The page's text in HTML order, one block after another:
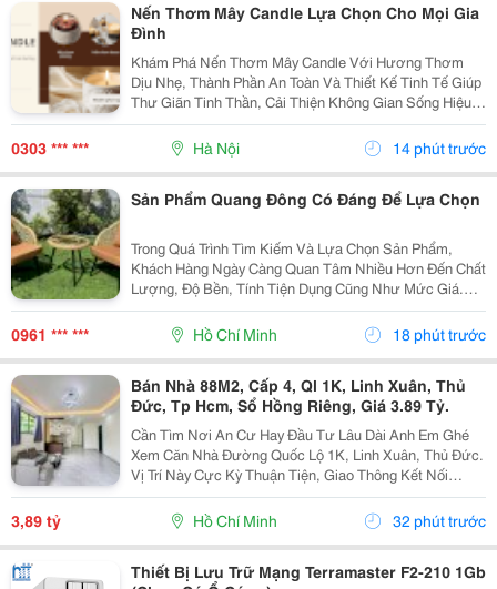
Nến Thơm Mây Candle Lựa Chọn Cho Mọi Gia
Đình
Khám Phá Nến Thơm Mây Candle Với Hương Thơm
Dịu Nhẹ, Thành Phần An Toàn Và Thiết Kế Tinh Tế Giúp
Thư Giãn Tinh Thần, Cải Thiện Không Gian Sống Hiệu
Quả. Nến Thơm Mây Candle &Ndash; Giải Pháp Thư
Giãn Cho Cuộc Sống Hiện Đại Trong Cuộc Sống Hiện...
0303 *** *** Hà Nội 14 phút trước
Sản Phẩm Quang Đông Có Đáng Để Lựa Chọn
Trong Quá Trình Tìm Kiếm Và Lựa Chọn Sản Phẩm,
Khách Hàng Ngày Càng Quan Tâm Nhiều Hơn Đến Chất
Lượng, Độ Bền, Tính Tiện Dụng Cũng Như Mức Giá.
Thay Vì Chỉ Dựa Vào Quảng Cáo Hoặc Thông Tin Từ
Người Bán, Nhiều Người Có Xu Hướng Tìm Hiểu Thêm
Thông Tin...
0961 *** *** Hồ Chí Minh 18 phút trước
Bán Nhà 88M2, Cấp 4, Ql 1K, Linh Xuân, Thủ
Đức, Tp Hcm, Sổ Hồng Riêng, Giá 3.89 Tỷ.
Cần Tìm Nơi An Cư Hay Đầu Tư Lâu Dài Anh Em Ghé
Xem Căn Nhà Đường Quốc Lộ 1K, Linh Xuân, Thủ Đức.
Vị Trí Này Cực Kỳ Thuận Tiện, Giao Thông Kết Nối
Nhanh Chóng, Cực Kỳ Phù Hợp Cho Khách Mua Để Giữ
Tài Sản Hoặc Cho Thuê Đều Rất Ổn Định. Thông Tin...
3,89 tỷ Hồ Chí Minh 32 phút trước
Thiết Bị Lưu Trữ Mạng Terramaster F2-210 1Gb